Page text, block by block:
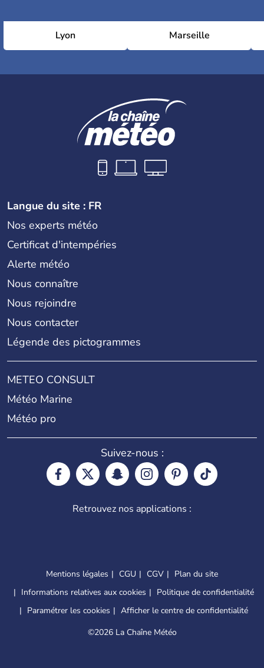
Lyon Marseille
Langue du site : FR
Nos experts météo
Certificat d'intempéries
Alerte météo
Nous connaître
Nous rejoindre
Nous contacter
Légende des pictogrammes
METEO CONSULT
Météo Marine
Météo pro
Suivez-nous :
Retrouvez nos applications :
Mentions légales CGU CGV
Plan du site
Informations relatives aux cookies
Politique de confidentialité
Paramétrer les cookies
Afficher le centre de confidentialité
©2026 La Chaîne Météo